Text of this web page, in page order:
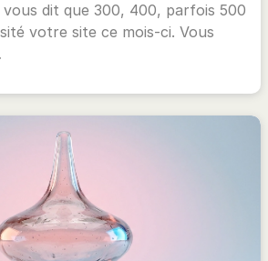
dit que 300, 400, parfois 500
votre site ce mois-ci. Vous